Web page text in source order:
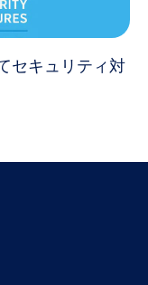
セキュリティ対